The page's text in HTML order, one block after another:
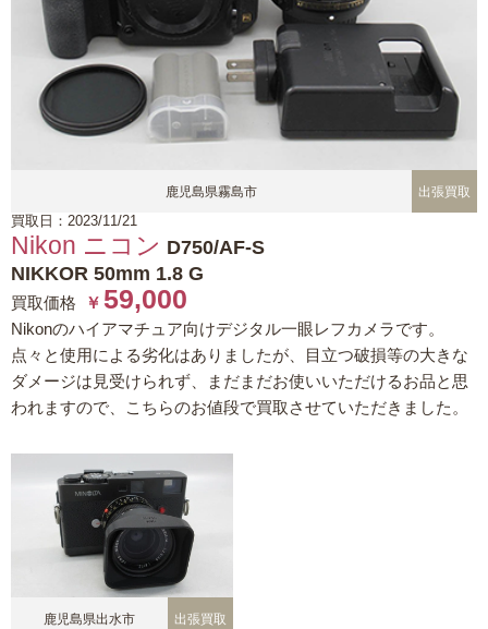
鹿児島県霧島市 出張買取
買取日：2023/11/21
Nikon ニコン D750/AF-S
NIKKOR 50mm 1.8 G
買取価格 ￥ 59,000
Nikonのハイアマチュア向けデジタル一眼レフカメラです。
点々と使用による劣化はありましたが、目立つ破損等の大きな
ダメージは見受けられず、まだまだお使いいただけるお品と思
われますので、こちらのお値段で買取させていただきました。
鹿児島県出水市 出張買取